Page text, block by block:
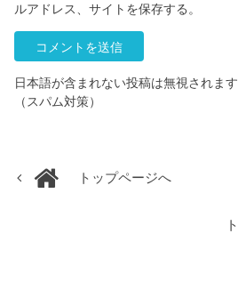
ルアドレス、サイトを保存する。
日本語が含まれない投稿は無視されま
（スパム対策）
トップページへ